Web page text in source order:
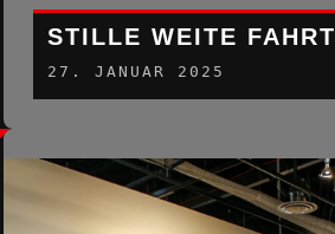
STILLE WEITE FAHRT
27. JANUAR 2025